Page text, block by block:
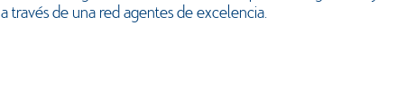
a través de una red agentes de excelencia.